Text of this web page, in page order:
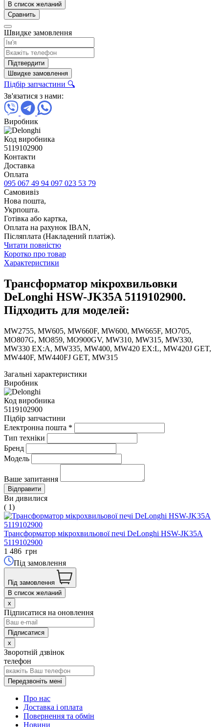
В список желаний
Сравнить
Швидке замовлення
Підтвердити
Швидке замовлення
Підбір запчастини 🔍
Зв'язатися з нами:
Виробник
Код виробника
5119102900
Контакти
Доставка
Оплата
095 067 49 94 097 023 53 79
Самовивіз
Нова пошта,
Укрпошта.
Готівка або картка,
Оплата на рахунок IBAN,
Післяплата (Накладений платіж).
Читати повністю
Коротко про товар
Характеристики
Трансформатор мікрохвильовки
DeLonghi HSW-JK35A 5119102900.
Підходить для моделей:
MW2755, MW605, MW660F, MW600, MW665F, MO705,
MO807G, MO859, MO900GV, MW310, MW315, MW330,
MW330 EX:A, MW335, MW400, MW420 EX:L, MW420J GET,
MW440F, MW440FJ GET, MW315
Загальні характеристики
Виробник
Код виробника
5119102900
Підбір запчастини
Електронна пошта *
Тип техніки
Бренд
Модель
Ваше запитання
Ви дивилися
( 1)
Трансформатор мікрохвильової печі DeLonghi HSW-JK35A
5119102900
1 486 грн
Під замовлення
Під замовлення
В список желаний
x
Підписатися на оновлення
x
Зворотній дзвінок
телефон
Передзвоніть мені
Про нас
Доставка і оплата
Повернення та обмін
Новини